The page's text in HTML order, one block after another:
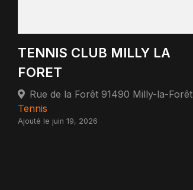
TENNIS CLUB MILLY LA
FORET
Rue de la Forêt 91490 Milly-la-Forêt
Tennis
Ajouté le juin 19, 2026